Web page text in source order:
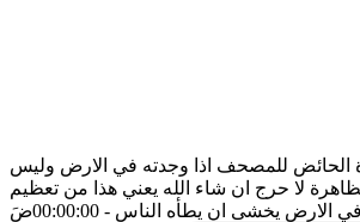
الحائض للمصحف اذا وجدته في الارض وليس
لا حرج ان شاء الله يعني هذا من تعظيم
الارض يخشى ان يطأه الناس - 00:00:00 ضَ